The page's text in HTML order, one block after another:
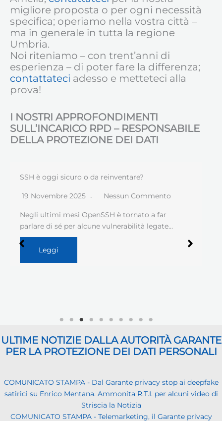
migliore proposta o per ogni necessità
specifica; operiamo nella vostra città –
ma in generale in tutta la regione
Umbria.
Noi riteniamo – con trent’anni di
esperienza – di poter fare la differenza;
contattateci adesso e metteteci alla
prova!
I NOSTRI APPROFONDIMENTI
SULL’INCARICO RPD – RESPONSABILE
DELLA PROTEZIONE DEI DATI
SSH è oggi sicuro o da reinventare?
19 Novembre 2025 Nessun Commento
Negli ultimi mesi OpenSSH è tornato a far
parlare di sé per alcune vulnerabilità legate…
Leggi
ULTIME NOTIZIE DALLA AUTORITÀ GARANTE
PER LA PROTEZIONE DEI DATI PERSONALI
COMUNICATO STAMPA - Dal Garante privacy stop ai deepfake
satirici su Enrico Mentana. Ammonita R.T.I. per alcuni video di
Striscia la Notizia
COMUNICATO STAMPA - Telemarketing, il Garante privacy